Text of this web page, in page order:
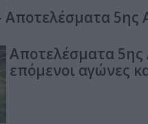
Αποτελέσματα 5ης
Αποτελέσματα 5ης
επόμενοι αγώνες